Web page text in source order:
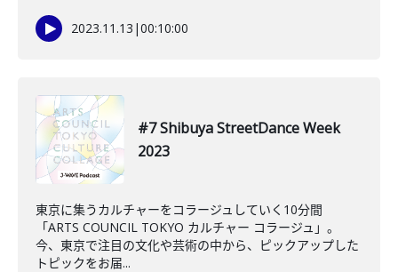
2023.11.13 |00:10:00
#7 Shibuya StreetDance Week
2023
東京に集うカルチャーをコラージュしていく10分間
「ARTS COUNCIL TOKYO カルチャー コラージュ」。
今、東京で注目の文化や芸術の中から、ピックアップした
トピックをお届...